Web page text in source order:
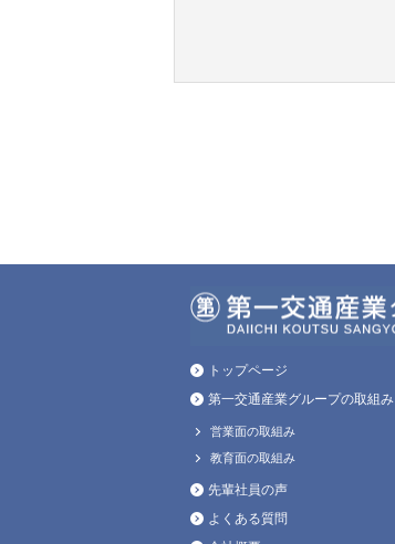
トップページ
第一交通産業グループの取組み
営業面の取組み
教育面の取組み
先輩社員の声
よくある質問